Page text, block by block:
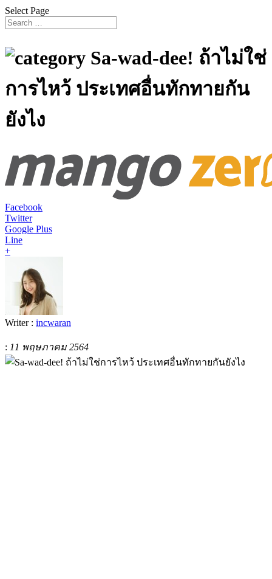
Select Page
Sa-wad-dee! ถ้าไม่ใช่
การไหว้ ประเทศอื่นทักทายกัน
ยังไง
Facebook
Twitter
Google Plus
Line
+
Writer : incwaran
: 11 พฤษภาคม 2564